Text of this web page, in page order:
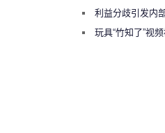
绕梁”利益分歧引发内
曾将华为驻场工程
玩具“竹知了”视